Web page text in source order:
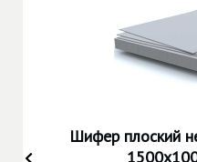
Шифер плоский